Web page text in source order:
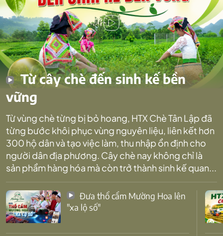
Từ cây chè đến sinh kế bền
vững
Từ vùng chè từng bị bỏ hoang, HTX Chè Tân Lập đã
từng bước khôi phục vùng nguyên liệu, liên kết hơn
300 hộ dân và tạo việc làm, thu nhập ổn định cho
người dân địa phương. Cây chè nay không chỉ là
sản phẩm hàng hóa mà còn trở thành sinh kế quan...
"xa lộ số"